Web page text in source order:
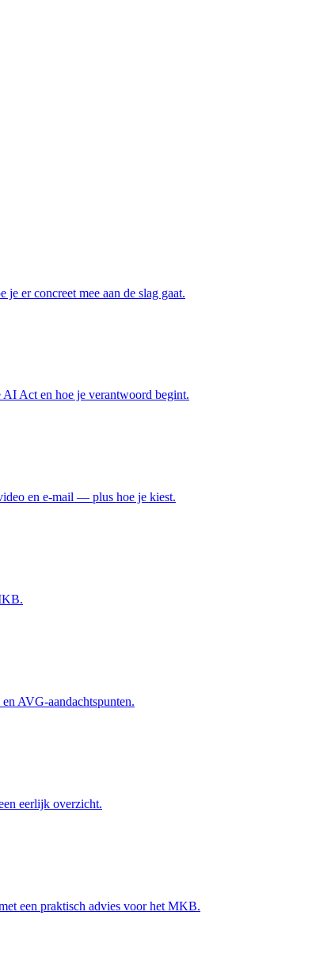
er concreet mee aan de slag gaat.
Act en hoe je verantwoord begint.
en e-mail — plus hoe je kiest.
AVG-aandachtspunten.
eerlijk overzicht.
een praktisch advies voor het MKB.